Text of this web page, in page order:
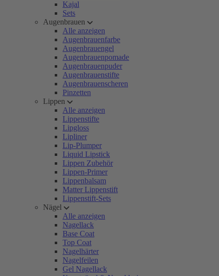
Kajal
Sets
Augenbrauen
Alle anzeigen
Augenbrauenfarbe
Augenbrauengel
Augenbrauenpomade
Augenbrauenpuder
Augenbrauenstifte
Augenbrauenscheren
Pinzetten
Lippen
Alle anzeigen
Lippenstifte
Lipgloss
Lipliner
Lip-Plumper
Liquid Lipstick
Lippen Zubehör
Lippen-Primer
Lippenbalsam
Matter Lippenstift
Lippenstift-Sets
Nägel
Alle anzeigen
Nagellack
Base Coat
Top Coat
Nagelhärter
Nagelfeilen
Gel Nagellack